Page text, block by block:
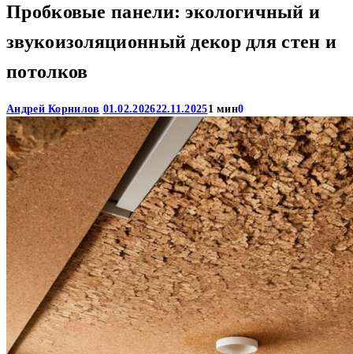
Пробковые панели: экологичный и
звукоизоляционный декор для стен и
потолков
Андрей Корнилов 01.02.202622.11.20251 мин0